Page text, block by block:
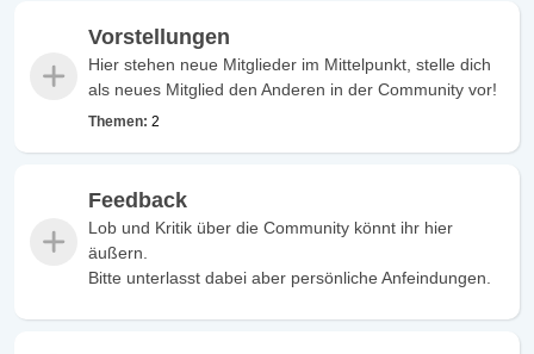
Vorstellungen
Hier stehen neue Mitglieder im Mittelpunkt, stelle dich
als neues Mitglied den Anderen in der Community vor!
Themen: 2
Feedback
Lob und Kritik über die Community könnt ihr hier
äußern.
Bitte unterlasst dabei aber persönliche Anfeindungen.